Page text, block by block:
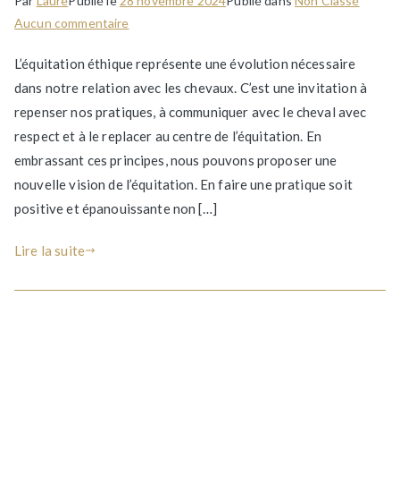
Aucun commentairesur
fondements
d’une
équitation
éthique
L’équitation éthique représente une évolution nécessaire
dans notre relation avec les chevaux. C’est une invitation à
repenser nos pratiques, à communiquer avec le cheval avec
respect et à le replacer au centre de l’équitation. En
embrassant ces principes, nous pouvons proposer une
nouvelle vision de l’équitation. En faire une pratique soit
positive et épanouissante non […]
Lire la suite